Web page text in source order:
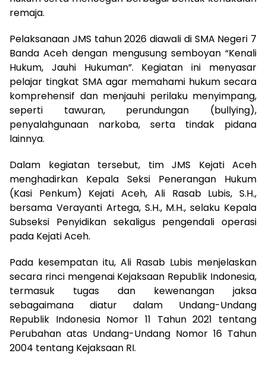
remaja.
Pelaksanaan JMS tahun 2026 diawali di SMA Negeri 7
Banda Aceh dengan mengusung semboyan “Kenali
Hukum, Jauhi Hukuman”. Kegiatan ini menyasar
pelajar tingkat SMA agar memahami hukum secara
komprehensif dan menjauhi perilaku menyimpang,
seperti tawuran, perundungan (bullying),
penyalahgunaan narkoba, serta tindak pidana
lainnya.
Dalam kegiatan tersebut, tim JMS Kejati Aceh
menghadirkan Kepala Seksi Penerangan Hukum
(Kasi Penkum) Kejati Aceh, Ali Rasab Lubis, S.H.,
bersama Verayanti Artega, S.H., M.H., selaku Kepala
Subseksi Penyidikan sekaligus pengendali operasi
pada Kejati Aceh.
Pada kesempatan itu, Ali Rasab Lubis menjelaskan
secara rinci mengenai Kejaksaan Republik Indonesia,
termasuk tugas dan kewenangan jaksa
sebagaimana diatur dalam Undang-Undang
Republik Indonesia Nomor 11 Tahun 2021 tentang
Perubahan atas Undang-Undang Nomor 16 Tahun
2004 tentang Kejaksaan RI.